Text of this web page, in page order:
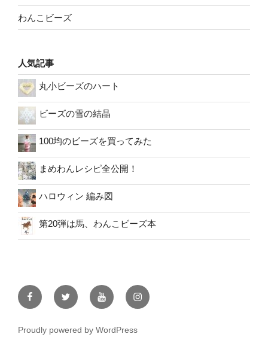
わんこビーズ
人気記事
丸小ビーズのハート
ビーズの雪の結晶
100均のビーズを買ってみた
まめわんレシピ全公開！
ハロウィン 編み図
第20弾は馬、わんこビーズ本
facebooktwitter youtube instagram
Proudly powered by WordPress